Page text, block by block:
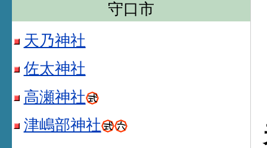
守口市
天乃神社
佐太神社
高瀬神社
津嶋部神社